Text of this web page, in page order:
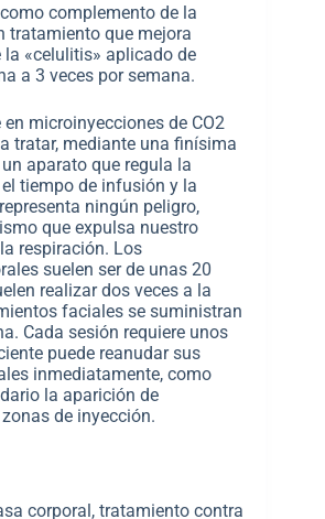
complemento de la
tratamiento que mejora
«celulitis» aplicado de
a 3 veces por semana.
microinyecciones de CO2
tratar, mediante una finísima
aparato que regula la
tiempo de infusión y la
ningún peligro,
que expulsa nuestro
respiración. Los
suelen ser de unas 20
realizar dos veces a la
faciales se suministran
Cada sesión requiere unos
puede reanudar sus
inmediatamente, como
la aparición de
de inyección.
corporal, tratamiento contra